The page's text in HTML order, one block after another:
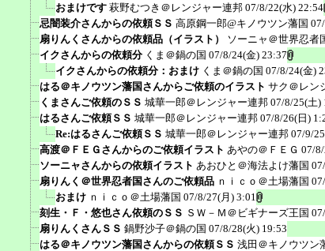
おまけです 萩野むつき＠レンジャー連邦 07/8/22(水) 22:54
忌闇装介さんからの依頼ＳＳ 高原鋼一郎@キノウツン藩国
扇りんくさんからの依頼品（イラスト）
ソーニャ＠世界忍者
イクさんからの依頼分 くま＠鍋の国 07/8/24(金) 23:37
イクさんからの依頼分：おまけ くま＠鍋の国 07/8/24(金)
はる＠キノウツン藩国さんからご依頼のイラスト サク＠レン
くまさんご依頼のＳＳ 城華一郎＠レンジャー連邦 07/8/25(土)
はるさんご依頼ＳＳ 城華一郎＠レンジャー連邦 07/8/26(日)
Re:はるさんご依頼ＳＳ 城華一郎＠レンジャー連邦 07/9/
高渡＠ＦＥＧさんからのご依頼イラスト あやの＠ＦＥＧ 07/
ソーニャさんからの依頼イラスト あおひと＠海法よけ藩国
扇りんく＠世界忍者国さんのご依頼品 ｎｉｃｏ＠土場藩国
おまけ ｎｉｃｏ＠土場藩国 07/8/27(月) 3:01
刻生・Ｆ・悠也さん依頼のＳＳ ＳＷ－Ｍ＠ビギナーズ王国
扇りんくさんＳＳ 鍋野沙子＠鍋の国 07/8/28(火) 19:53
はる＠キノウツン藩国さんからの依頼ＳＳ 浅田＠キノウツン